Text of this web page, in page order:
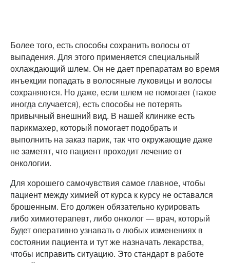
Более того, есть способы сохранить волосы от
выпадения. Для этого применяется специальный
охлаждающий шлем. Он не дает препаратам во время
инъекции попадать в волосяные луковицы и волосы
сохраняются. Но даже, если шлем не помогает (такое
иногда случается), есть способы не потерять
привычный внешний вид. В нашей клинике есть
парикмахер, который помогает подобрать и
выполнить на заказ парик, так что окружающие даже
не заметят, что пациент проходит лечение от
онкологии.
Для хорошего самочувствия самое главное, чтобы
пациент между химией от курса к курсу не оставался
брошенным. Его должен обязательно курировать
либо химиотерапевт, либо онколог — врач, который
будет оперативно узнавать о любых изменениях в
состоянии пациента и тут же назначать лекарства,
чтобы исправить ситуацию. Это стандарт в работе